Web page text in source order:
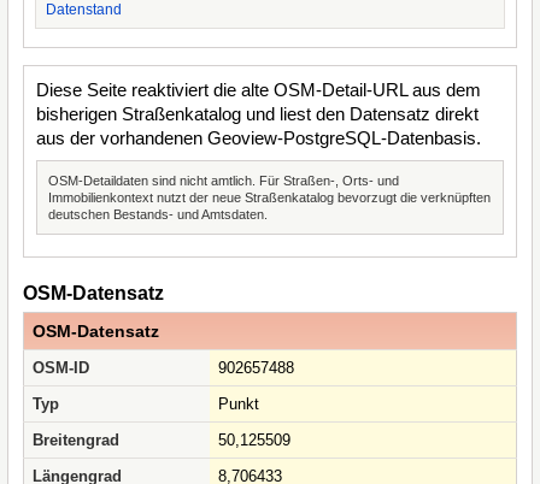
Datenstand
Diese Seite reaktiviert die alte OSM-Detail-URL aus dem
bisherigen Straßenkatalog und liest den Datensatz direkt
aus der vorhandenen Geoview-PostgreSQL-Datenbasis.
OSM-Detaildaten sind nicht amtlich. Für Straßen-, Orts- und
Immobilienkontext nutzt der neue Straßenkatalog bevorzugt die verknüpften
deutschen Bestands- und Amtsdaten.
OSM-Datensatz
OSM-Datensatz
OSM-ID
902657488
Typ
Punkt
Breitengrad
50,125509
Längengrad
8,706433